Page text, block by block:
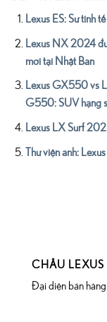
Lexus ES: Sự tinh
Lexus NX 2024
mới tại Nhật Bản
Lexus GX550 vs
G550: SUV hạng
Lexus LX Surf
Thư viện ảnh:
CHÂU LEXUS
Đại diện bán